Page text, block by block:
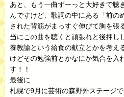
あと、もう一曲ずーっと大好きで聴
んですけど、歌詞の中にある「前の
された背筋がまっすぐ伸びて胸を張
当にこの曲を聴くと頑張れと後押し
養教諭という給食の献立とかを考え
けどその勉強前とかなにか気合を入
す！！
最後に
札幌で9月に芸術の森野外ステージ